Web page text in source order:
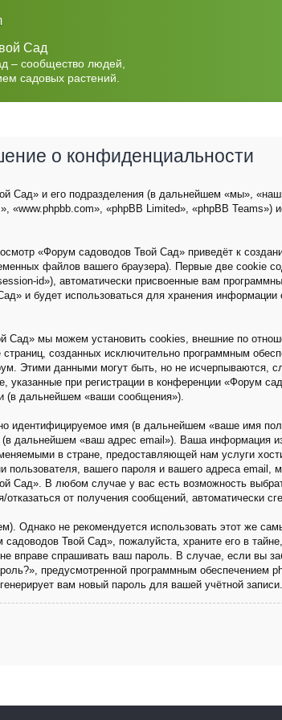
Сад
– сообщество людей,
садовых растений.
о конфиденциальности
Сад» и его подразделения (в дальнейшем «мы»,
«www.phpbb.com», «phpBB Limited», «phpBB
«Форум садоводов Твой Сад» приведёт к
файлов вашего браузера). Первые две cookie
id»), автоматически присвоенные вам
и будет использоваться для хранения
Сад» мы можем установить cookies, внешние по
страниц, созданных исключительно программным
Этими данными могут быть, но не
при регистрации в конференции «Форум
(в дальнейшем «ваши сообщения»).
идентифицируемое имя (в дальнейшем «ваше имя
дальнейшем «ваш адрес email»). Ваша информация
в стране, предоставляющей нам услуги
вашего пароля и вашего адреса email,
Сад». В любом случае у вас есть возможность
от получения сообщений, автоматически
Однако не рекомендуется использовать этот же
Твой Сад», пожалуйста, храните его в
вправе спрашивать ваш пароль. В случае, если вы
предусмотренной программным обеспечением
вам новый пароль для вашей учётной записи.